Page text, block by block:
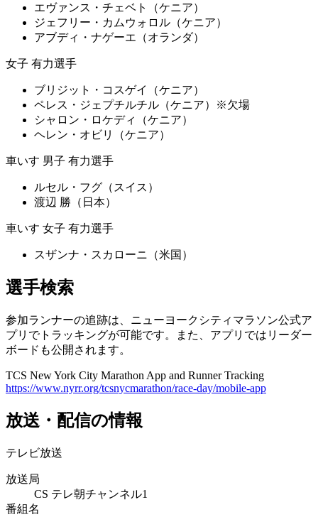
エヴァンス・チェベト（ケニア）
ジェフリー・カムウォロル（ケニア）
アブディ・ナゲーエ（オランダ）
女子 有力選手
ブリジット・コスゲイ（ケニア）
ペレス・ジェプチルチル（ケニア）※欠場
シャロン・ロケディ（ケニア）
ヘレン・オビリ（ケニア）
車いす 男子 有力選手
ルセル・フグ（スイス）
渡辺 勝（日本）
車いす 女子 有力選手
スザンナ・スカローニ（米国）
選手検索
参加ランナーの追跡は、ニューヨークシティマラソン公式ア
プリでトラッキングが可能です。また、アプリではリーダー
ボードも公開されます。
TCS New York City Marathon App and Runner Tracking
https://www.nyrr.org/tcsnycmarathon/race-day/mobile-app
放送・配信の情報
テレビ放送
放送局
CS テレ朝チャンネル1
番組名